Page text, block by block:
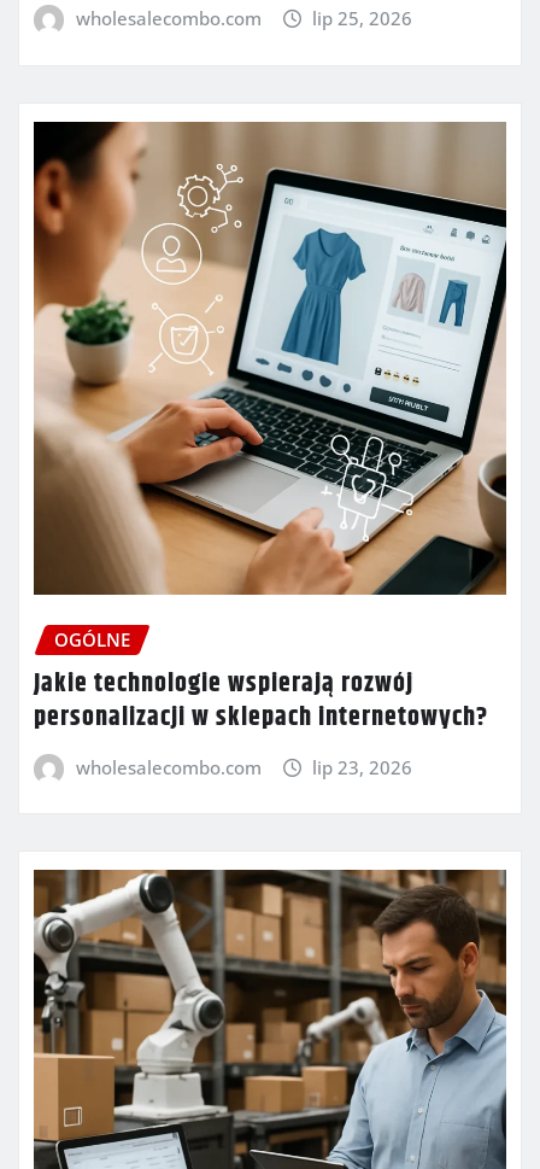
wholesalecombo.com lip 25, 2026
OGÓLNE
Jakie technologie wspierają rozwój
personalizacji w sklepach internetowych?
wholesalecombo.com lip 23, 2026